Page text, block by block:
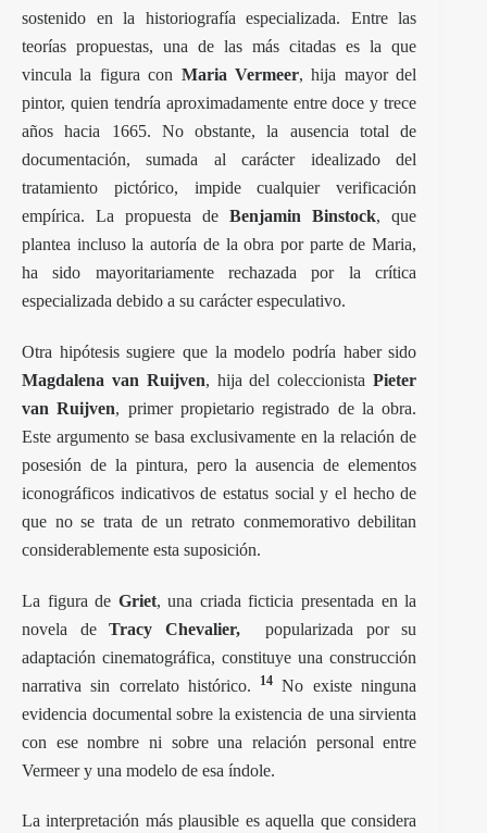
sostenido en la historiografía especializada. Entre las
teorías propuestas, una de las más citadas es la que
vincula la figura con Maria Vermeer, hija mayor del
pintor, quien tendría aproximadamente entre doce y trece
años hacia 1665. No obstante, la ausencia total de
documentación, sumada al carácter idealizado del
tratamiento pictórico, impide cualquier verificación
empírica. La propuesta deBenjamin Binstock, que
plantea incluso la autoría de la obra por parte de Maria,
ha sido mayoritariamente rechazada por la crítica
especializada debido a su carácter especulativo.
Otra hipótesis sugiere que la modelo podría haber sido
Magdalena van Ruijven, hija del coleccionistaPieter
van Ruijven, primer propietario registrado de la obra.
Este argumento se basa exclusivamente en la relación de
posesión de la pintura, pero la ausencia de elementos
iconográficos indicativos de estatus social y el hecho de
que no se trata de un retrato conmemorativo debilitan
considerablemente esta suposición.
La figura de Griet, una criada ficticia presentada en la
novela deTracy Chevalier,popularizada por su
adaptación cinematográfica, constituye una construcción
narrativa sin correlato histórico. 14No existe ninguna
evidencia documental sobre la existencia de una sirvienta
con ese nombre ni sobre una relación personal entre
Vermeer y una modelo de esa índole.
La interpretación más plausible es aquella que considera